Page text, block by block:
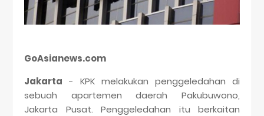
GoAsianews.com
Jakarta - KPK melakukan penggeledahan di
sebuah apartemen daerah Pakubuwono,
Jakarta Pusat. Penggeledahan itu berkaitan